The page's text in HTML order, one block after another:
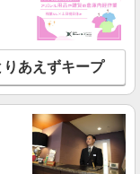
】
験・能力による） ※
規定あり） ゜
○。・゜+゜
詳細を見る
りあえずキープ